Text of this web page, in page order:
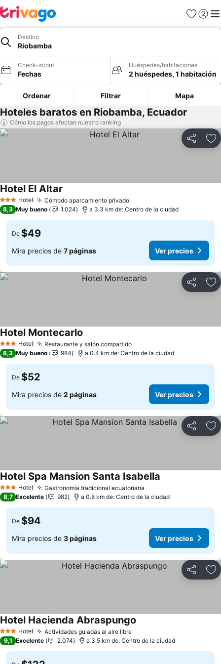
Favoritos
Iniciar
Destino
Riobamba
Check-in/out
Fechas
Huéspedes/habitaciones
2 huéspedes, 1 habitación
Ordenar Filtrar Mapa
Hoteles baratos en Riobamba, Ecuador
Cómo los pagos afectan nuestro ranking
Compartir
3 Estrellas
Hotel Cómodo aparcamiento privadoVer precios
Hotel El Altar
8,3 Muy bueno 1.024 a 3.3 km de: Centro de la ciudad
De $49
Mira precios de 7 páginas Ver precios
Compartir
3 Estrellas
Hotel Restaurante y salón compartidoVer precios
Hotel Montecarlo
8,3 Muy bueno 984 a 0.4 km de: Centro de la ciudad
De $52
Mira precios de 2 páginas Ver precios
Compartir
3 Estrellas
Hotel Gastronomía tradicional ecuatoriana
Hotel Spa Mansion Santa Isabella
8,7 Excelente 982 a 0.8 km de: Centro de la ciudad
De $94
Mira precios de 3 páginas Ver precios
Compartir
3 Estrellas
Hotel Actividades guiadas al aire libreVer precios
Hotel Hacienda Abraspungo
9,1 Excelente 2.074 a 3.5 km de: Centro de la ciudad